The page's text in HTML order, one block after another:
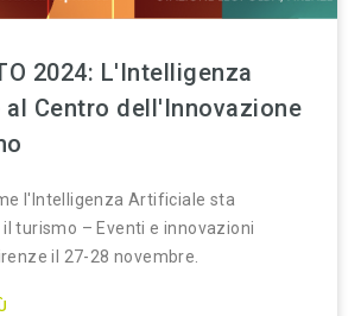
2024: L'Intelligenza
Centro dell'Innovazione
l'Intelligenza Artificiale sta
turismo – Eventi e innovazioni
il 27-28 novembre.